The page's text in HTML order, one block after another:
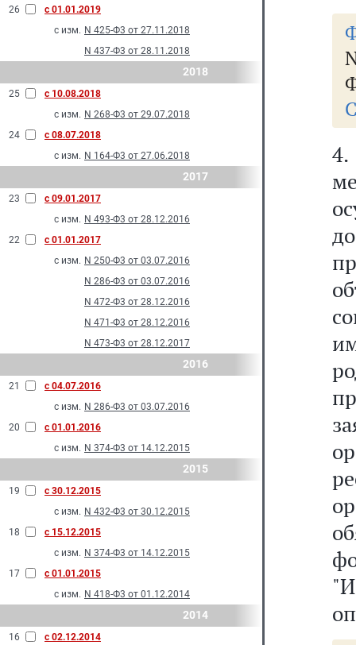
26
с 01.01.2019
с изм. N 425-Ф3 от 27.11.2018
N 437-Ф3 от 28.11.2018
2018
25
с 10.08.2018
с изм. N 268-Ф3 от 29.07.2018
24
с 08.07.2018
с изм. N 164-Ф3 от 27.06.2018
2017
23
с 09.01.2017
с изм. N 493-Ф3 от 28.12.2016
22
с 01.01.2017
с изм. N 250-Ф3 от 03.07.2016
N 286-Ф3 от 03.07.2016
N 472-Ф3 от 28.12.2016
N 471-Ф3 от 28.12.2016
N 473-Ф3 от 28.12.2017
2016
21
с 04.07.2016
с изм. N 286-Ф3 от 03.07.2016
20
с 01.01.2016
с изм. N 374-Ф3 от 14.12.2015
2015
19
с 30.12.2015
с изм. N 432-Ф3 от 30.12.2015
18
с 15.12.2015
с изм. N 374-Ф3 от 14.12.2015
17
с 01.01.2015
с изм. N 418-Ф3 от 01.12.2014
2014
16
с 02.12.2014